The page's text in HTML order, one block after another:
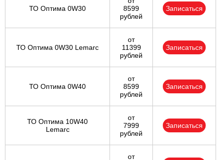
ТО Оптима 0W30
8599
рублей
Записаться
ТО Оптима 0W30 Lemarc
от
11399
рублей
Записаться
ТО Оптима 0W40
от
8599
рублей
Записаться
ТО Оптима 10W40
Lemarc
от
7999
рублей
Записаться
от